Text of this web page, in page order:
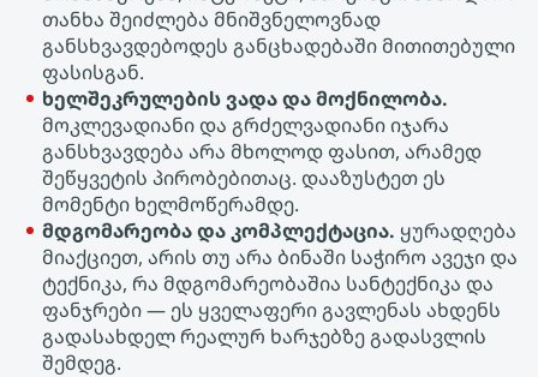
თანხა შეიძლება მნიშვნელოვნად
განსხვავდებოდეს განცხადებაში მითითებული
ფასისგან.
ხელშეკრულების ვადა და მოქნილობა.
მოკლევადიანი და გრძელვადიანი იჯარა
განსხვავდება არა მხოლოდ ფასით, არამედ
შეწყვეტის პირობებითაც. დააზუსტეთ ეს
მომენტი ხელმოწერამდე.
მდგომარეობა და კომპლექტაცია. ყურადღება
მიაქციეთ, არის თუ არა ბინაში საჭირო ავეჯი და
ტექნიკა, რა მდგომარეობაშია სანტექნიკა და
ფანჯრები — ეს ყველაფერი გავლენას ახდენს
გადასახდელ რეალურ ხარჯებზე გადასვლის
შემდეგ.